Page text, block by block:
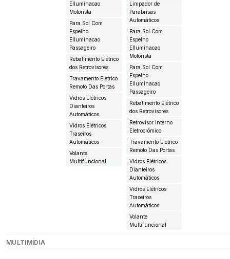
EIluminacao
Motorista
Para Sol Com
Espelho
EIluminacao
Passageiro
Rebatimento Elétrico
dos Retrovisores
Travamento Eletrico
Remoto Das Portas
Vidros Elétricos
Dianteiros
Automáticos
Vidros Elétricos
Traseiros
Automáticos
Volante
Multifuncional
Limpador de
Parabrisas
Automáticos
Para Sol Com
Espelho
EIluminacao
Motorista
Para Sol Com
Espelho
EIluminacao
Passageiro
Rebatimento Elétrico
dos Retrovisores
Retrovisor Interno
Eletrocrômico
Travamento Eletrico
Remoto Das Portas
Vidros Elétricos
Dianteiros
Automáticos
Vidros Elétricos
Traseiros
Automáticos
Volante
Multifuncional
MULTIMÍDIA